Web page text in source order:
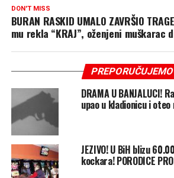
DON'T MISS
BURAN RASKID UMALO ZAVRŠIO
mu rekla “KRAJ”, oženjeni muškarac
PREPORUČUJEMO
DRAMA U BANJALUCI!
upao u kladionicu i oteo
JEZIVO! U BiH blizu
kockara! PORODICE